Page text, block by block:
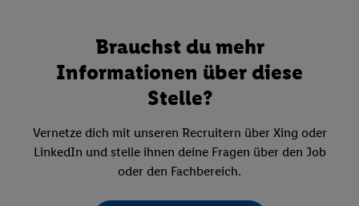
Brauchst du mehr
Informationen über diese
Stelle?
Vernetze dich mit unseren Recruitern über Xing oder
LinkedIn und stelle ihnen deine Fragen über den Job
oder den Fachbereich.